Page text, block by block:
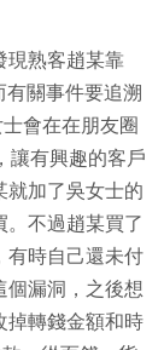
現熟客趙某靠
有關事件要追溯
會在在朋友圈
讓有興趣的客戶
就加了吳女士的
。不過趙某買了
有時自己還未付
個漏洞，之後想
掉轉錢金額和時